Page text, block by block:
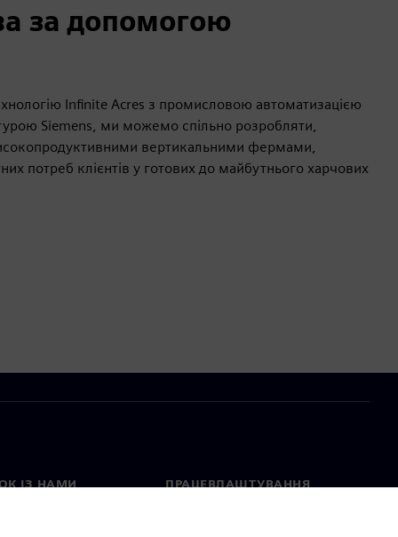
за допомогою
Infinite Acres з промисловою автоматизацією
Siemens, ми можемо спільно розробляти,
вертикальними фермами,
потреб клієнтів у готових до майбутнього харчових
ІЗ НАМИ ПРАЦЕВЛАШТУВАННЯ